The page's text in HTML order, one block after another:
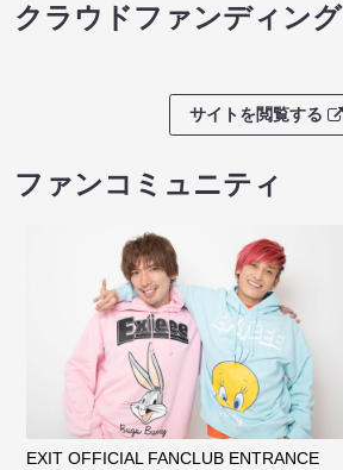
クラウドファンディング
サイトを閲覧する
ファンコミュニティ
EXIT OFFICIAL FANCLUB ENTRANCE